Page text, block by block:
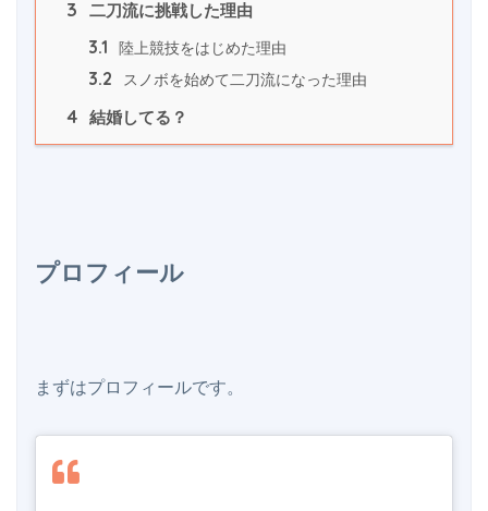
3 二刀流に挑戦した理由
3.1 陸上競技をはじめた理由
3.2 スノボを始めて二刀流になった理由
4 結婚してる？
プロフィール
まずはプロフィールです。